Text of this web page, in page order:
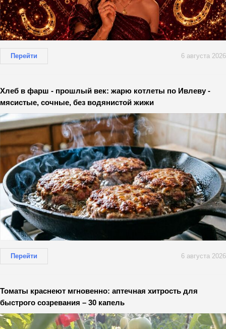
Перейти 6 августа 2026
Хлеб в фарш - прошлый век: жарю котлеты по Ивлеву -
мясистые, сочные, без водянистой жижи
Перейти 6 августа 2026
Томаты краснеют мгновенно: аптечная хитрость для
быстрого созревания – 30 капель